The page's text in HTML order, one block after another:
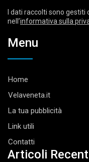
I dati raccolti sono
nell’informativa sulla
Menu
Home
Velaveneta.it
La tua pubblicità
Link utili
Contatti
Articoli